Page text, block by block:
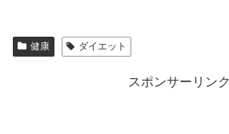
健康 ダイエット
スポンサーリンク